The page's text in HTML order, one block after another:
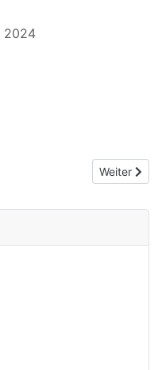
2024
feiern ihren AH-Radball-
Nächster
Weiter